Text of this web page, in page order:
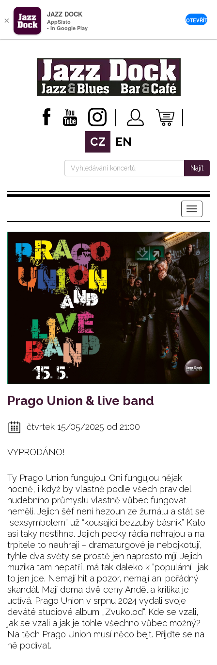
CZ EN
Najít
Menu
Prago Union & live band
čtvrtek 15/05/2025 od 21:00
VYPRODÁNO!
Ty Prago Union fungujou. Oni fungujou nějak
hodně, i když by vlastně podle všech pravidel
hudebního průmyslu vlastně vůbec fungovat
neměli. Jejich šéf není hezoun ze žurnálu a stát se
“sexsymbolem” už “kousající bezzubý básník” Kato
asi taky nestihne. Jejich pecky rádia nehrajou a na
trpitele to neuhrají – dramaturgové je nebojkotují,
tyhle dva světy se prostě jen naprosto míjí. Jejich
muzika tam nepatří, má tak daleko k “populární”, jak
to jen jde. Nemají hit a pozor, nemají ani pořádný
skandál. Mají doma dvě ceny Anděl a kritika je
uctívá. Prago Union v srpnu 2024 vydali svoje
deváté studiové album „Zvukolod“. Kde se vzali,
jak se vzali a jak je tohle všechno vůbec možný?
Na těch Prago Union musí něco bejt. Přijďte se na
ně podívat.
×
JAZZ DOCK
AppSisto
- In Google Play
OTEVŘÍT